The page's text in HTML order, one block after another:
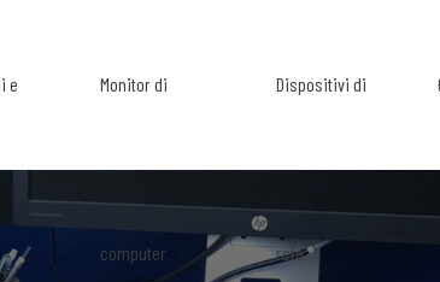
e Monitor di
computer
Dispositivi di
rete